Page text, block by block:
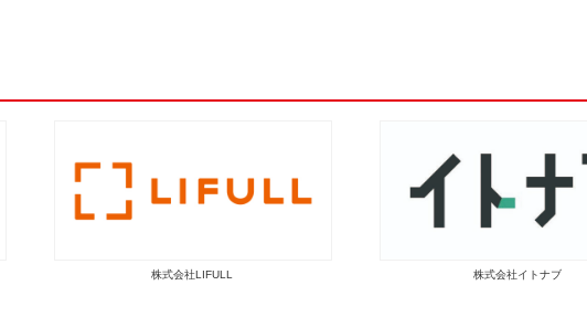
株式会社LIFULL 株式会社イトナブ